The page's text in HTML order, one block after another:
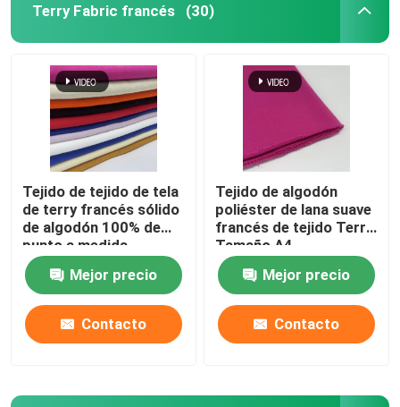
Fabricación de tejidos de jacquard
Tejido de jersey deportivo
Tela tejida del tweed
Terry Fabric francés (30)
Tejido de tejido de tela
de terry francés sólido
de algodón 100% de
punto a medida
Mejor precio
Contacto
Tejido de algodón
poliéster de lana suave
francés de tejido Terry
Tamaño A4
Mejor precio
Contacto